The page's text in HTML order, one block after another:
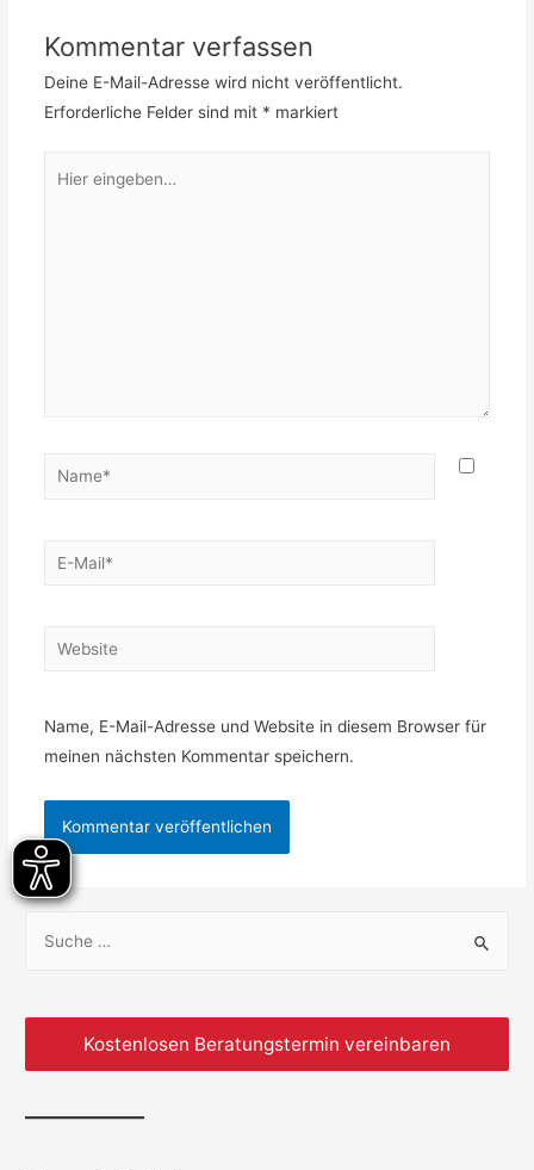
Kommentar verfassen
Deine E-Mail-Adresse wird nicht veröffentlicht.
Erforderliche Felder sind mit * markiert
Name, E-Mail-Adresse und Website in diesem Browser für
meinen nächsten Kommentar speichern.
Kostenlosen Beratungstermin vereinbaren